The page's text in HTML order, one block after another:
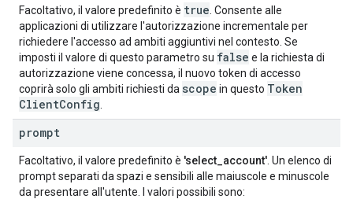
Facoltativo, il valore predefinito è true . Consente alle
applicazioni di utilizzare l'autorizzazione incrementale per
richiedere l'accesso ad ambiti aggiuntivi nel contesto. Se
imposti il valore di questo parametro su false e la richiesta di
autorizzazione viene concessa, il nuovo token di accesso
coprirà solo gli ambiti richiesti da scope in questo Token
ClientConfig
prompt
Facoltativo, il valore predefinito è 'select_account' . Un elenco di
prompt separati da spazi e sensibili alle maiuscole e minuscole
da presentare all'utente. I valori possibili sono: